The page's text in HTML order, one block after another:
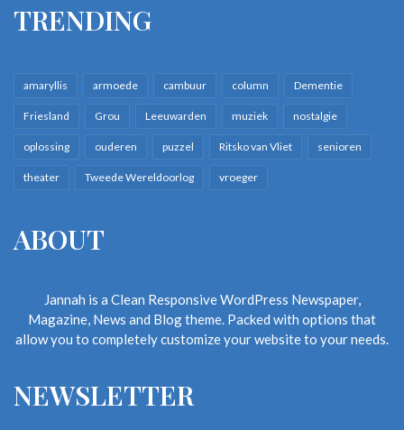
Na zesendertig succesvolle jaren sloot Tromp’s Automatiek de
Foto: archief Familie Tromp
VERGETEN
TRENDING
amaryllis armoede cambuur column Dementie
Friesland Grou Leeuwarden muziek nostalgie
oplossing ouderen puzzel Ritsko van Vliet senioren
theater Tweede Wereldoorlog vroeger
ABOUT
Jannah is a Clean Responsive WordPress Newspaper,
Magazine, News and Blog theme. Packed with options that
allow you to completely customize your website to your needs.
NEWSLETTER